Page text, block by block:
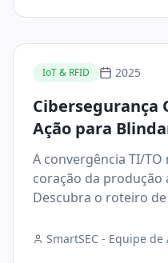
IoT & RFID 2025
Cibersegurança
Ação para
Indústria 4.0
A convergência TI/
coração da produção
Descubra o roteiro
SmartSEC - Equipe